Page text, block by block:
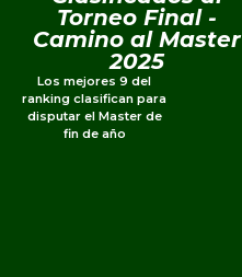
Torneo Final -
Camino al Master
2025
Los mejores 9 del
ranking clasifican para
disputar el Master de
fin de año